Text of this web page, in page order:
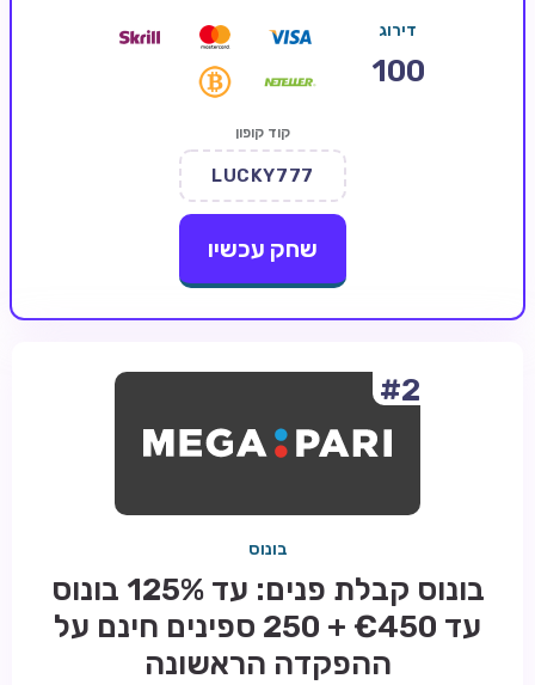
בונוסים בקזינו אונליין
בלוג וחדשות
דירוג
100
קוד קופון
LUCKY777
שחק עכשיו
#2
בונוס
בונוס קבלת פנים: עד 125% בונוס
עד €450 + 250 ספינים חינם על
ההפקדה הראשונה